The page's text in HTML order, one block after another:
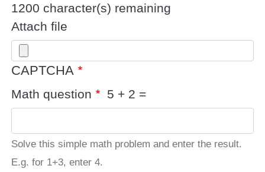
1200 character(s) remaining
Attach file
CAPTCHA
Math question 5 + 2 =
Solve this simple math problem and enter the result.
E.g. for 1+3, enter 4.